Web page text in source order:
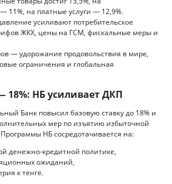
11%, на платные услуги — 12,9%.
усиливают потребительское
ЖКХ, цены на ГСМ, фискальные меры и
— удорожание продовольствия в мире,
ограничения и глобальная
18%: НБ усиливает ДКП
Банк повысил базовую ставку до 18% и
мер по изъятию избыточной
НБ сосредотачивается на:
денежно-кредитной политике,
ожиданий,
к тенге.